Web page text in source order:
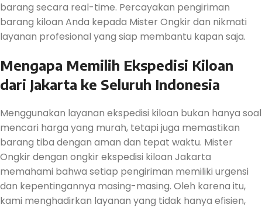
barang secara real-time. Percayakan pengiriman
barang kiloan Anda kepada Mister Ongkir dan nikmati
layanan profesional yang siap membantu kapan saja.
Mengapa Memilih Ekspedisi Kiloan
dari Jakarta ke Seluruh Indonesia
Menggunakan layanan ekspedisi kiloan bukan hanya soal
mencari harga yang murah, tetapi juga memastikan
barang tiba dengan aman dan tepat waktu. Mister
Ongkir dengan ongkir ekspedisi kiloan Jakarta
memahami bahwa setiap pengiriman memiliki urgensi
dan kepentingannya masing-masing. Oleh karena itu,
kami menghadirkan layanan yang tidak hanya efisien,